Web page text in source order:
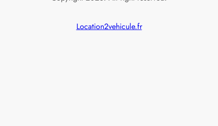
Location2vehicule.fr